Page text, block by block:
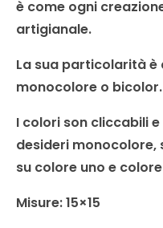
è come ogni
artigianale.
La sua particolarità è
monocolore o bicolor.
I colori son cliccabili e
desideri
su colore uno e
Misure: 15×15